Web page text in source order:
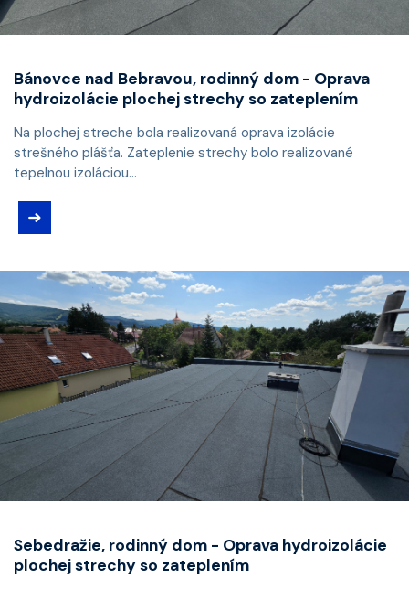
Bánovce nad Bebravou, rodinný dom - Oprava
hydroizolácie plochej strechy so zateplením
Na plochej streche bola realizovaná oprava izolácie
strešného plášťa. Zateplenie strechy bolo realizované
tepelnou izoláciou...
➜
Sebedražie, rodinný dom - Oprava hydroizolácie
plochej strechy so zateplením